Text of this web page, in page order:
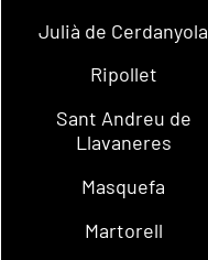
Julià de Cerdanyola
Ripollet
Sant Andreu de
Llavaneres
Masquefa
Martorell